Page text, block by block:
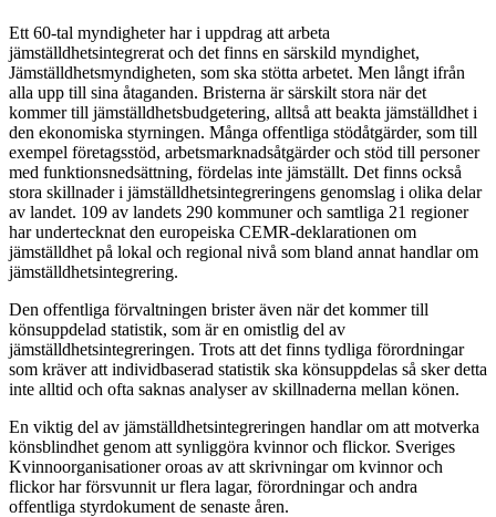
Ett 60-tal myndigheter har i uppdrag att arbeta
jämställdhetsintegrerat och det finns en särskild myndighet,
Jämställdhetsmyndigheten, som ska stötta arbetet. Men långt ifrån
alla upp till sina åtaganden. Bristerna är särskilt stora när det
kommer till jämställdhetsbudgetering, alltså att beakta jämställdhet i
den ekonomiska styrningen. Många offentliga stödåtgärder, som till
exempel företagsstöd, arbetsmarknadsåtgärder och stöd till personer
med funktionsnedsättning, fördelas inte jämställt. Det finns också
stora skillnader i jämställdhetsintegreringens genomslag i olika delar
av landet. 109 av landets 290 kommuner och samtliga 21 regioner
har undertecknat den europeiska CEMR-deklarationen om
jämställdhet på lokal och regional nivå som bland annat handlar om
jämställdhetsintegrering.
Den offentliga förvaltningen brister även när det kommer till
könsuppdelad statistik, som är en omistlig del av
jämställdhetsintegreringen. Trots att det finns tydliga förordningar
som kräver att individbaserad statistik ska könsuppdelas så sker detta
inte alltid och ofta saknas analyser av skillnaderna mellan könen.
En viktig del av jämställdhetsintegreringen handlar om att motverka
könsblindhet genom att synliggöra kvinnor och flickor. Sveriges
Kvinnoorganisationer oroas av att skrivningar om kvinnor och
flickor har försvunnit ur flera lagar, förordningar och andra
offentliga styrdokument de senaste åren.